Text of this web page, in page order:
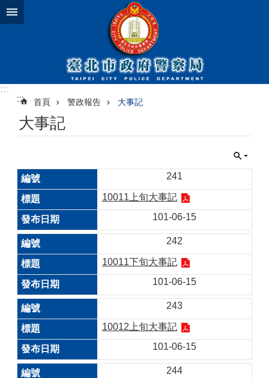
跳到主要內容區塊
:::
:::
首頁 警政報告 大事記
大事記
241
10011上旬大事記
101-06-15
242
10011下旬大事記
101-06-15
243
10012上旬大事記
101-06-15
244